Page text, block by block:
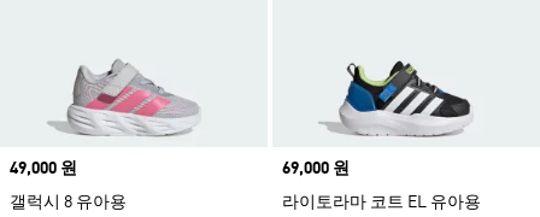
Price
49,000 원
갤럭시 8 유아용
Price
69,000 원
라이토라마 코트 EL 유아용